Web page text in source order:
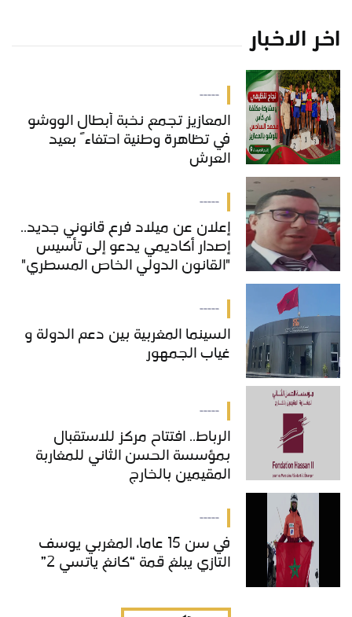
اخر الاخبار
-----
المعازيز تجمع نخبة أبطال الووشو
في تظاهرة وطنية احتفاءً بعيد
العرش
-----
إعلان عن ميلاد فرع قانوني جديد..
إصدار أكاديمي يدعو إلى تأسيس
"القانون الدولي الخاص المسطري"
-----
السينما المغربية بين دعم الدولة و
غياب الجمهور
-----
الرباط.. افتتاح مركز للاستقبال
بمؤسسة الحسن الثاني للمغاربة
المقيمين بالخارج
-----
في سن 15 عاما، المغربي يوسف
التازي يبلغ قمة “كانغ ياتسي 2”